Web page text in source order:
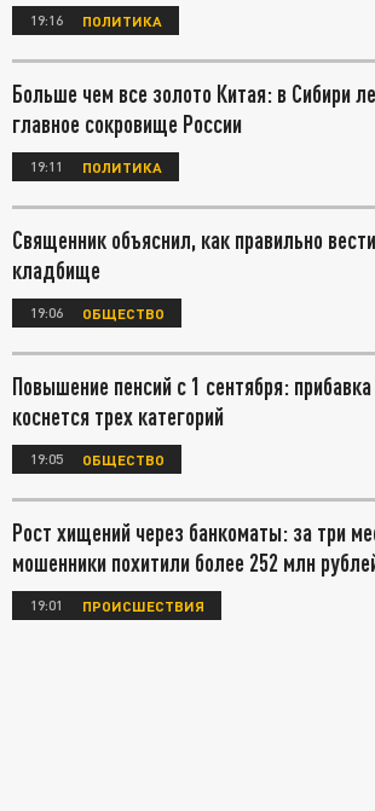
19:16 ПОЛИТИКА
Больше чем все золото Китая: в Сибири
главное сокровище России
19:11 ПОЛИТИКА
Священник объяснил, как правильно
кладбище
19:06 ОБЩЕСТВО
Повышение пенсий с 1 сентября: прибавка
коснется трех категорий
19:05 ОБЩЕСТВО
Рост хищений через банкоматы: за три
мошенники похитили более 252 млн
19:01 ПРОИСШЕСТВИЯ